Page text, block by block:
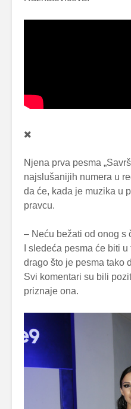
Njena prva pesma
najslušanijih numera u
da će, kada je muzika u
pravcu.
– Neću bežati od onog s
I sledeća pesma će biti
drago što je pesma tako
Svi komentari su bili
priznaje ona.